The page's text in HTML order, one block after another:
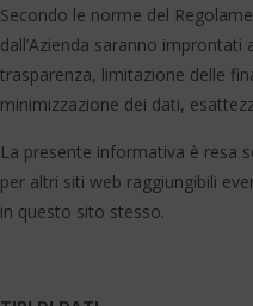
Secondo le norme del
dall’Azienda saranno
trasparenza, limitazione delle
minimizzazione dei dati,
La presente informativa è resa
per altri siti web raggiungibili
in questo sito stesso.